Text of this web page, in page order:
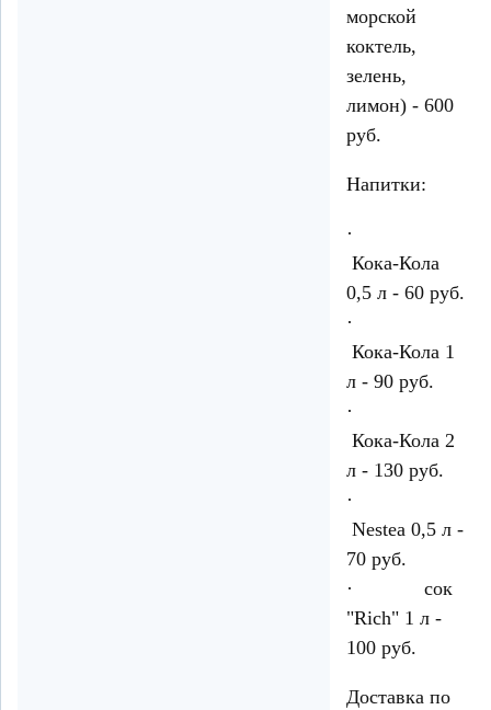
морской
коктель,
зелень,
лимон) - 600
руб.
Напитки:
·
Кока-Кола
0,5 л - 60 руб.
·
Кока-Кола 1
л - 90 руб.
·
Кока-Кола 2
л - 130 руб.
·
Nestea 0,5 л -
70 руб.
· сок
"Rich" 1 л -
100 руб.
Доставка по